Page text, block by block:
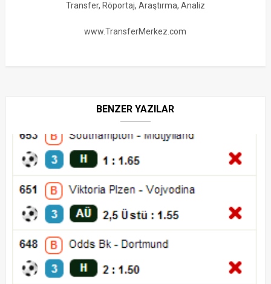
Transfer, Röportaj, Araştırma, Analiz
www.TransferMerkez.com
BENZER YAZILAR